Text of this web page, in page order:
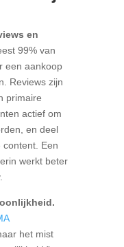
en
99% van
een aankoop
Reviews zijn
primaire
actief om
en deel
content. Een
werkt beter
het mist